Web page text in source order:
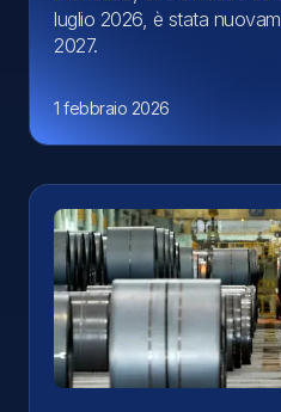
luglio 2026, è stata
2027.
1 febbraio 2026